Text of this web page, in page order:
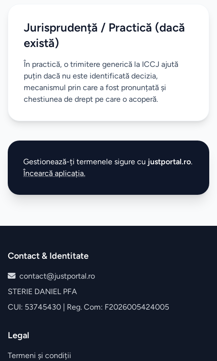
Jurisprudență / Practică (dacă
există)
În practică, o trimitere generică la ICCJ ajută
puțin dacă nu este identificată decizia,
mecanismul prin care a fost pronunțată și
chestiunea de drept pe care o acoperă.
Gestionează-ți termenele sigure cu justportal.ro.
Încearcă aplicația.
Contact & Identitate
contact@justportal.ro
STERIE DANIEL PFA
CUI: 53745430 | Reg. Com: F2026005424005
Legal
Termeni și condiții